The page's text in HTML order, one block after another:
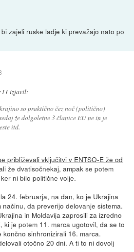
zajeli ruske ladje ki prevažajo nato po
izjavil:
so praktično čez noč (politično)
že dolgoletne 3 članice EU ne in je
itd.
približevali vključitvi v ENTSO-E že od
že dvatisočnekaj, ampak se potem
ni bilo politične volje.
24. februarja, na dan, ko je Ukrajina
da preverijo delovanje sistema.
in Moldavija zaprosili za izredno
ki je potem 11. marca ugotovil, da se to
sinhronizirali 16. marca.
otočno 20 dni. A ti to ni dovolj